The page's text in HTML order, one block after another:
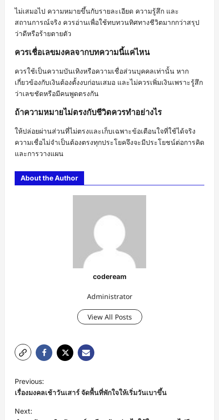
ไม่เสมอไป ความหมายขึ้นกับรายละเอียด ความรู้สึก และ
สถานการณ์จริง ควรอ่านเพื่อใช้ทบทวนทิศทางชีวิตมากกว่าสรุป
ว่าดีหรือร้ายตายตัว
ควรเชื่อเลขมงคลจากบทความนี้แค่ไหน
ควรใช้เป็นความบันเทิงหรือความเชื่อส่วนบุคคลเท่านั้น หาก
เกี่ยวข้องกับเงินต้องตั้งงบก่อนเสมอ และไม่ควรเพิ่มเงินเพราะรู้สึก
ว่าเลขชัดหรือมีคนพูดตรงกัน
ถ้าความหมายไม่ตรงกับชีวิตควรทำอย่างไร
ให้ปล่อยผ่านส่วนที่ไม่ตรงและเก็บเฉพาะข้อเตือนใจที่ใช้ได้จริง
ความเชื่อไม่จำเป็นต้องตรงทุกประโยคจึงจะมีประโยชน์ต่อการคิด
และการวางแผน
About the Author
codeream
Administrator
View All Posts
o
s
Previous:
เรื่องมงคลเช้าวันเสาร์ จัดพื้นที่พักใจให้เริ่มวันเบาขึ้น
Next: